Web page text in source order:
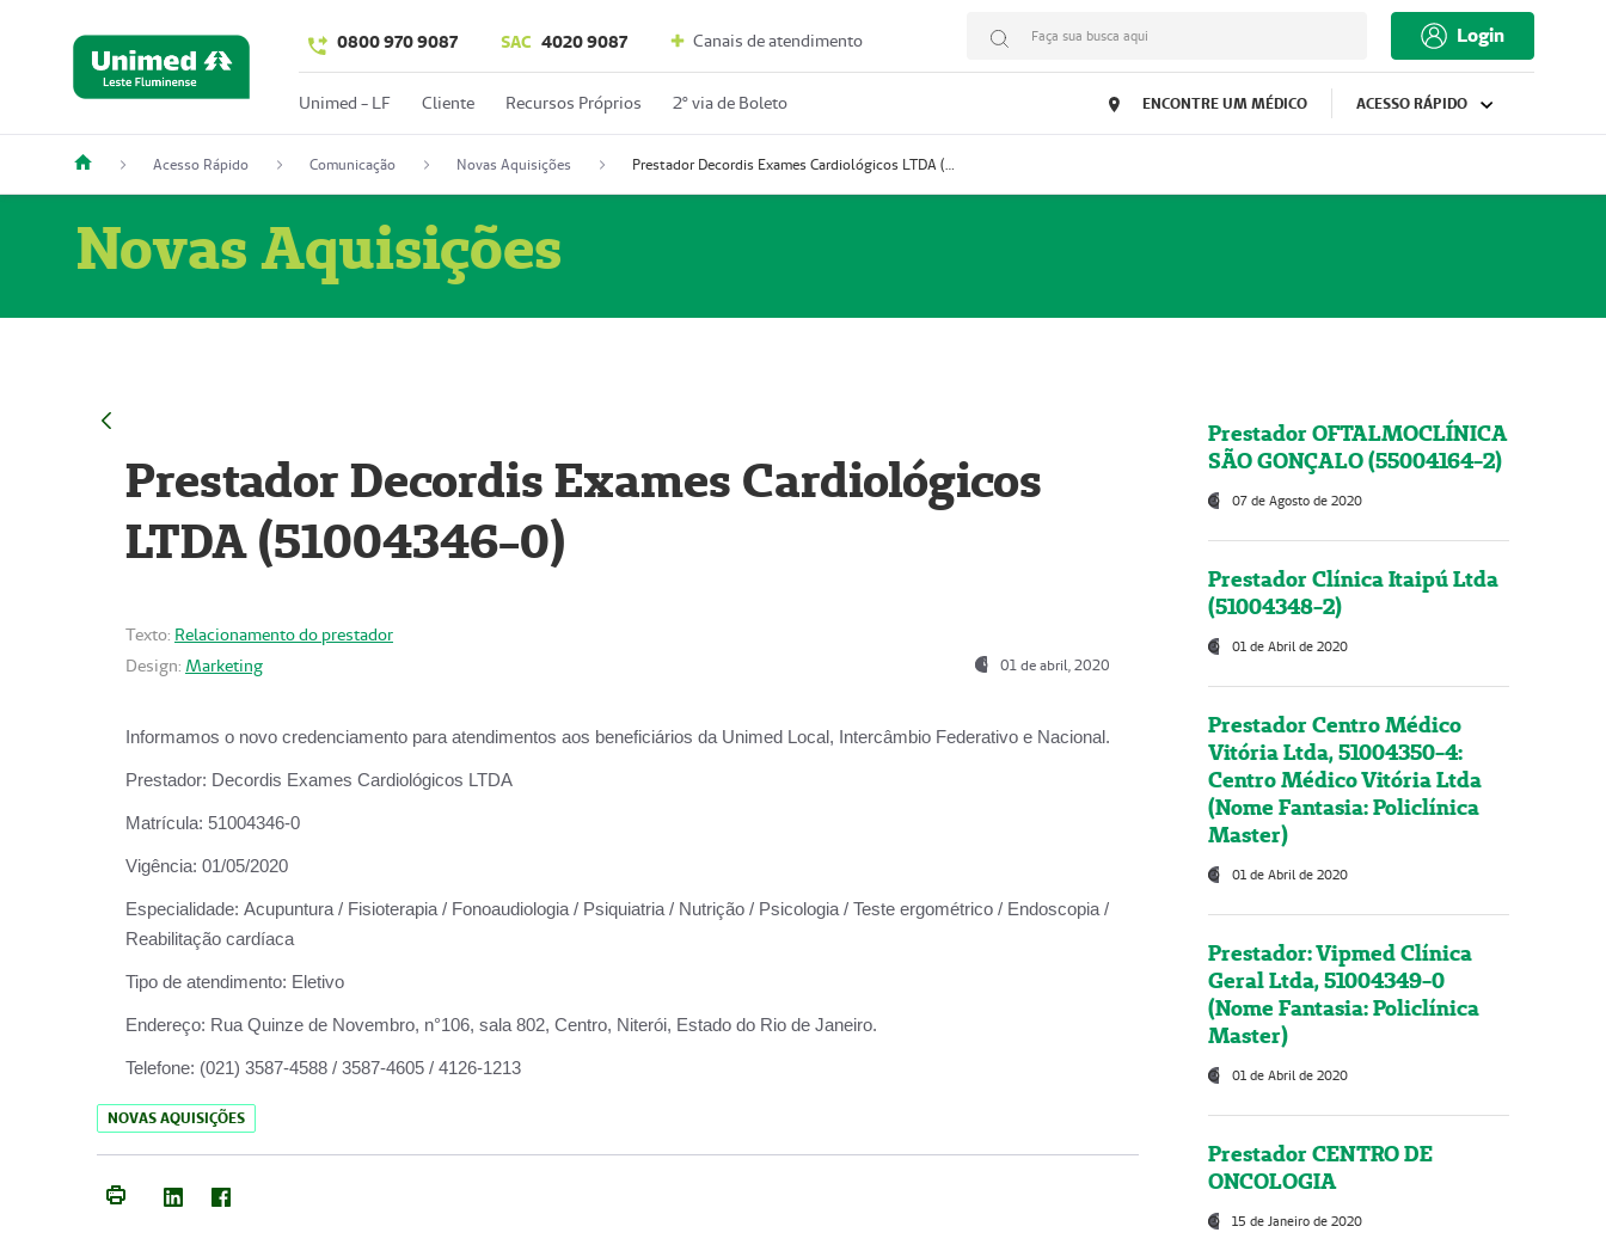
0800 970 9087 SAC 4020 9087 Canais de atendimento Faça sua busca aqui Login
Unimed - LF Cliente Recursos Próprios 2º via de Boleto ENCONTRE UM MÉDICO ACESSO RÁPIDO
Acesso Rápido Comunicação Novas Aquisições Prestador Decordis Exames Cardiológicos LTDA (51004346-0)
Novas Aquisições
Prestador Decordis Exames Cardiológicos
LTDA (51004346-0)
Texto: Relacionamento do prestador
Design: Marketing 01 de abril, 2020
Informamos o novo credenciamento para atendimentos aos beneficiários da Unimed Local, Intercâmbio Federativo e Nacional.
Prestador: Decordis Exames Cardiológicos LTDA
Matrícula: 51004346-0
Vigência: 01/05/2020
Especialidade: Acupuntura / Fisioterapia / Fonoaudiologia / Psiquiatria / Nutrição / Psicologia / Teste ergométrico / Endoscopia /
Reabilitação cardíaca
Tipo de atendimento: Eletivo
Endereço: Rua Quinze de Novembro, n°106, sala 802, Centro, Niterói, Estado do Rio de Janeiro.
Telefone: (021) 3587-4588 / 3587-4605 / 4126-1213
NOVAS AQUISIÇÕES
Prestador OFTALMOCLÍNICA
SÃO GONÇALO (55004164-2)
07 de Agosto de 2020
Prestador Clínica Itaipú Ltda
(51004348-2)
01 de Abril de 2020
Prestador Centro Médico
Vitória Ltda, 51004350-4:
Centro Médico Vitória Ltda
(Nome Fantasia: Policlínica
Master)
01 de Abril de 2020
Prestador: Vipmed Clínica
Geral Ltda, 51004349-0
(Nome Fantasia: Policlínica
Master)
01 de Abril de 2020
Prestador CENTRO DE
ONCOLOGIA
15 de Janeiro de 2020